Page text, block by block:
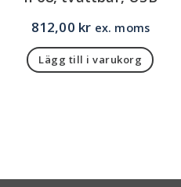
812,00 kr ex. moms
Lägg till i varukorg